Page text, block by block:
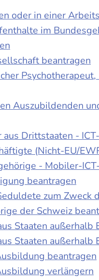
oder in einer
im
beantragen
Auszubildenden
Drittstaaten -
(Nicht-EU/
- Mobiler-
beantragen
zum Zweck
der Schweiz
Staaten außerhalb
Staaten außerhalb
beantragen
verlängern